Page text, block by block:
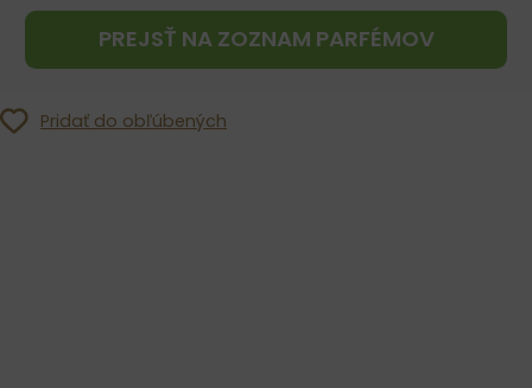
PREJSŤ NA ZOZNAM PARFÉMOV
Pridať do obľúbených